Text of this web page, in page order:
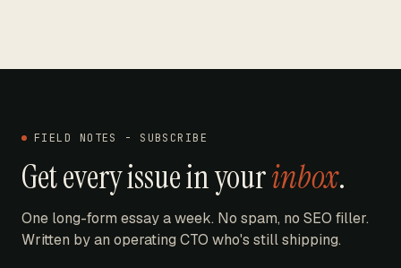
FIELD NOTES - SUBSCRIBE
Get every issue in yourinbox.
One long-form essay a week. No spam, no SEO filler.
Written by an operating CTO who's still shipping.